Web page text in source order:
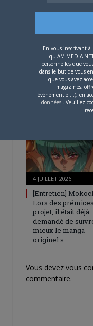
4 AOÛT 2026
Une nouvelle
Digimon en
pour 2027
4 JUILLET 2026
[Entretien]
Lors des
projet, il était déjà
demandé de
mieux le manga
originel.»
Vous devez vous
commentaire.
En vous inscrivant à
qu'AM MEDIA
personnelles que
dans le but de vous
que vous avez
magazines,
événementiel...), en
données . Veuillez